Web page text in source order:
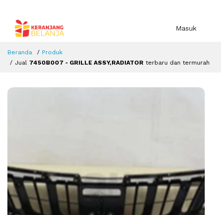
Masuk
Beranda
Produk
Jual 7450B007 - GRILLE ASSY,RADIATOR terbaru dan termurah